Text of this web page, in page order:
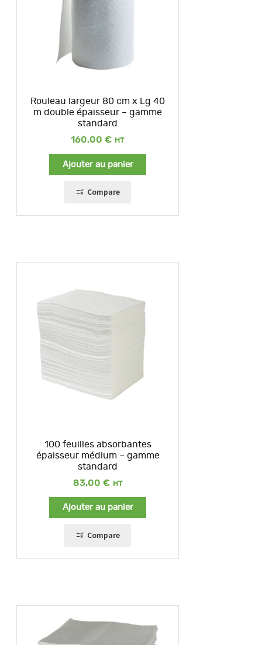
Rouleau largeur 80 cm x Lg 40
m double épaisseur – gamme
standard
160,00 €
Ajouter au panier
Compare
100 feuilles absorbantes
épaisseur médium – gamme
standard
83,00 €
Ajouter au panier
Compare